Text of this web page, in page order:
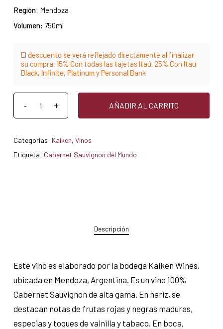
Región: Mendoza
Volumen: 750ml
El descuento se verá reflejado directamente al finalizar
su compra. 15% Con todas las tajetas Itaú. 25% Con Itau
Black, Infinite, Platinum y Personal Bank
AÑADIR AL CARRITO
Categorías: Kaiken, Vinos
Etiqueta: Cabernet Sauvignon del Mundo
Descripción
Este vino es elaborado por la bodega Kaiken Wines,
ubicada en Mendoza, Argentina. Es un vino 100%
Cabernet Sauvignon de alta gama. En nariz, se
destacan notas de frutas rojas y negras maduras,
especias y toques de vainilla y tabaco. En boca,